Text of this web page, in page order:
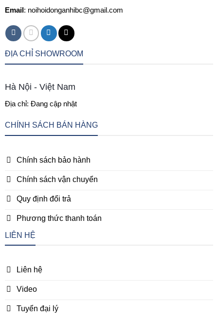
Email: noihoidonganhibc@gmail.com
ĐỊA CHỈ SHOWROOM
Hà Nội - Việt Nam
Địa chỉ: Đang cập nhật
CHÍNH SÁCH BÁN HÀNG
Chính sách bảo hành
Chính sách vận chuyển
Quy định đổi trả
Phương thức thanh toán
LIÊN HỆ
Liên hệ
Video
Tuyển đại lý